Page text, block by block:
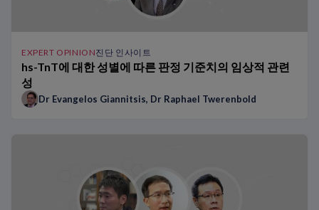
EXPERT OPINION진단 인사이트
hs-TnT에 대한 성별에 따른 판정 기준치의 임상적 관련
성
Dr Evangelos Giannitsis, Dr Raphael Twerenbold